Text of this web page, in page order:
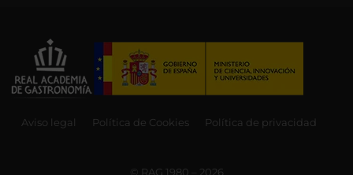
Aviso legal Política de Cookies Política de privacidad
© RAG 1980 – 2026